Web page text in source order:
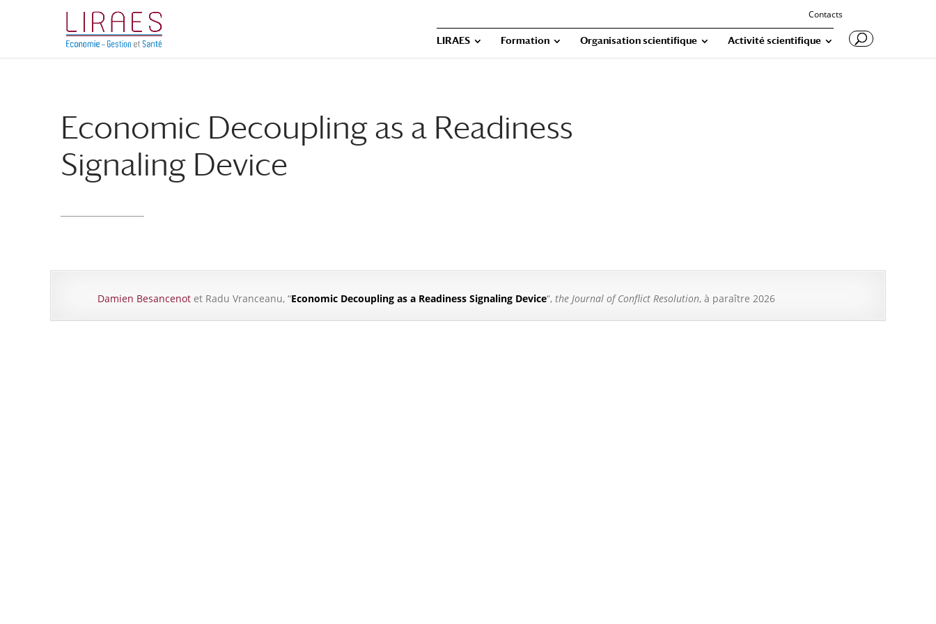
principal
navigation
Contacts
LIRAES Formation Organisation scientifique Activité scientifique
Economic Decoupling as a Readiness
Signaling Device
Damien Besancenot et Radu Vranceanu, “Economic Decoupling as a Readiness Signaling Device“, the Journal of Conflict Resolution, à paraître 2026